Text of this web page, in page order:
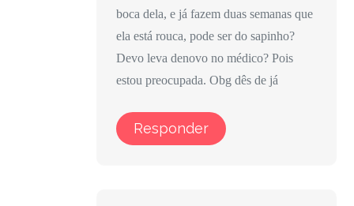
boca dela, e já fazem duas semanas que
ela está rouca, pode ser do sapinho?
Devo leva denovo no médico? Pois
estou preocupada. Obg dês de já
Responder